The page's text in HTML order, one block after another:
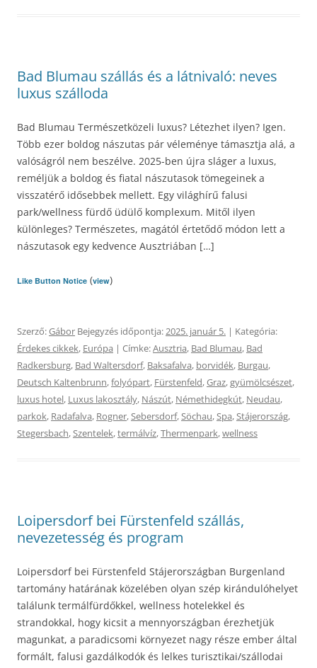
Bad Blumau szállás és a látnivaló: neves
luxus szálloda
Bad Blumau Természetközeli luxus? Létezhet ilyen? Igen.
Több ezer boldog nászutas pár véleménye támasztja alá, a
valóságról nem beszélve. 2025-ben újra sláger a luxus,
reméljük a boldog és fiatal nászutasok tömegeinek a
visszatérő idősebbek mellett. Egy világhírű falusi
park/wellness fürdő üdülő komplexum. Mitől ilyen
különleges? Természetes, magától értetődő módon lett a
nászutasok egy kedvence Ausztriában […]
Like Button Notice (view)
Szerző:Gábor Bejegyzés időpontja:2025. január 5. | Kategória:
Érdekes cikkek, Európa | Címke:Ausztria, Bad Blumau, Bad
Radkersburg, Bad Waltersdorf, Baksafalva, borvidék, Burgau,
Deutsch Kaltenbrunn,folyópart, Fürstenfeld,Graz,gyümölcsészet,
luxus hotel, Luxus lakosztály, Nászút, Némethidegkút, Neudau,
parkok, Radafalva, Rogner,Sebersdorf,Söchau,Spa,Stájerország,
Stegersbach,Szentelek,termálvíz,Thermenpark,wellness
Loipersdorf bei Fürstenfeld szállás,
nevezetesség és program
Loipersdorf bei Fürstenfeld Stájerországban Burgenland
tartomány határának közelében olyan szép kirándulóhelyet
találunk termálfürdőkkel, wellness hotelekkel és
strandokkal, hogy kicsit a mennyországban érezhetjük
magunkat, a paradicsomi környezet nagy része ember által
formált, falusi gazdálkodók és lelkes turisztikai/szállodai